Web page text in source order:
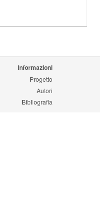
Informazioni
Progetto
Autori
Bibliografia